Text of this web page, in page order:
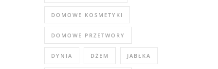
DOMOWE KOSMETYKI
DOMOWE PRZETWORY
DYNIA DŻEM JABŁKA